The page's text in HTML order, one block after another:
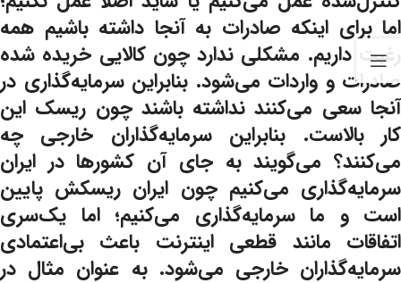
اما برای اینکه صادرات به آنجا داشته باشیم همه
رغبت داریم. مشکلی ندارد چون کالایی خریده شده
صادرات و واردات می‌شود. بنابراین سرمایه‌گذاری در
آنجا سعی می‌کنند نداشته باشند چون ریسک این
کار بالاست. بنابراین سرمایه‌گذاران خارجی چه
می‌کنند؟ می‌گویند به جای آن کشورها در ایران
سرمایه‌گذاری می‌کنیم چون ایران ریسکش پایین
است و ما سرمایه‌گذاری می‌کنیم؛ اما یک‌سری
اتفاقات مانند قطعی اینترنت باعث بی‌اعتمادی
سرمایه‌گذاران خارجی می‌شود. به عنوان مثال در